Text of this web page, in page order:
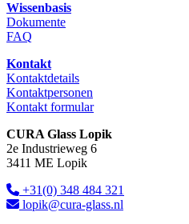
Wissenbasis
Dokumente
FAQ
Kontakt
Kontaktdetails
Kontaktpersonen
Kontakt formular
CURA Glass Lopik
2e Industrieweg 6
3411 ME Lopik
+31(0) 348 484 321
lopik@cura-glass.nl